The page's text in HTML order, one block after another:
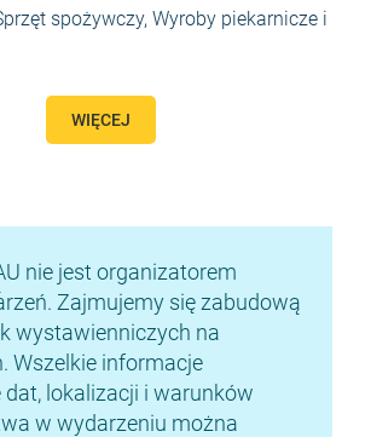
spożywczy, Wyroby piekarnicze i
WIĘCEJ
nie jest organizatorem
Zajmujemy się zabudową
wystawienniczych na
Wszelkie informacje
dat, lokalizacji i warunków
w wydarzeniu można